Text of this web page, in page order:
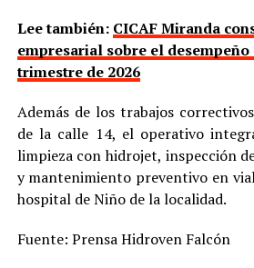
Lee también: CICAF Miranda
empresarial sobre el
trimestre de 2026
Además de los trabajos
de la calle 14, el operativo
limpieza con hidrojet, inspección
y mantenimiento preventivo en
hospital de Niño de la localidad.
Fuente: Prensa Hidroven Falcón